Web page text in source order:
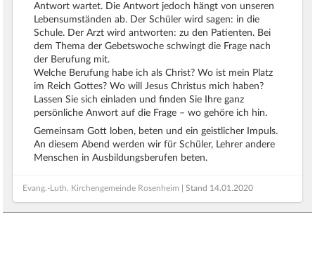
Antwort wartet. Die Antwort jedoch hängt von unseren
Lebensumständen ab. Der Schüler wird sagen: in die
Schule. Der Arzt wird antworten: zu den Patienten. Bei
dem Thema der Gebetswoche schwingt die Frage nach
der Berufung mit.
Welche Berufung habe ich als Christ? Wo ist mein Platz
im Reich Gottes? Wo will Jesus Christus mich haben?
Lassen Sie sich einladen und finden Sie Ihre ganz
persönliche Anwort auf die Frage – wo gehöre ich hin.
Gemeinsam Gott loben, beten und ein geistlicher Impuls.
An diesem Abend werden wir für Schüler, Lehrer andere
Menschen in Ausbildungsberufen beten.
Evang.-Luth. Kirchengemeinde Rosenheim | Stand 14.01.2020